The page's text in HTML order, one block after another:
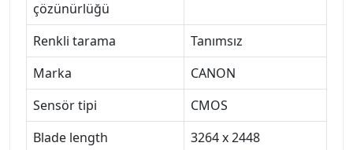
çözünürlüğü
Renkli tarama
Tanımsız
Marka
CANON
Sensör tipi
CMOS
Blade length
3264 x 2448